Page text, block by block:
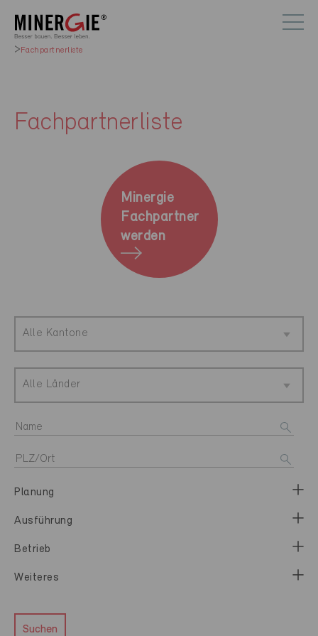
Fachpartnerliste
Fachpartnerliste
Minergie
Fachpartner
werden
Alle Kantone
Alle Länder
Planung
Ausführung
Betrieb
Weiteres
Suchen